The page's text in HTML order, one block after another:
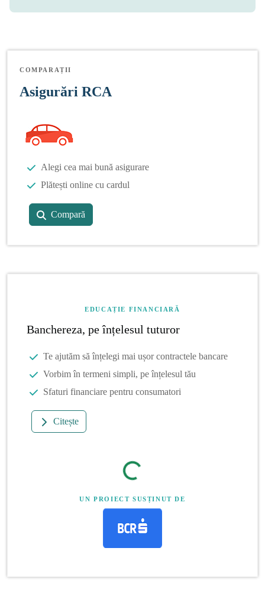
COMPARAȚII
Asigurări RCA
Alegi cea mai bună asigurare
Plătești online cu cardul
Compară
EDUCAȚIE FINANCIARĂ
Banchereza, pe înțelesul tuturor
Te ajutăm să înțelegi mai ușor contractele bancare
Vorbim în termeni simpli, pe înțelesul tău
Sfaturi financiare pentru consumatori
Citește
UN PROIECT SUSȚINUT DE